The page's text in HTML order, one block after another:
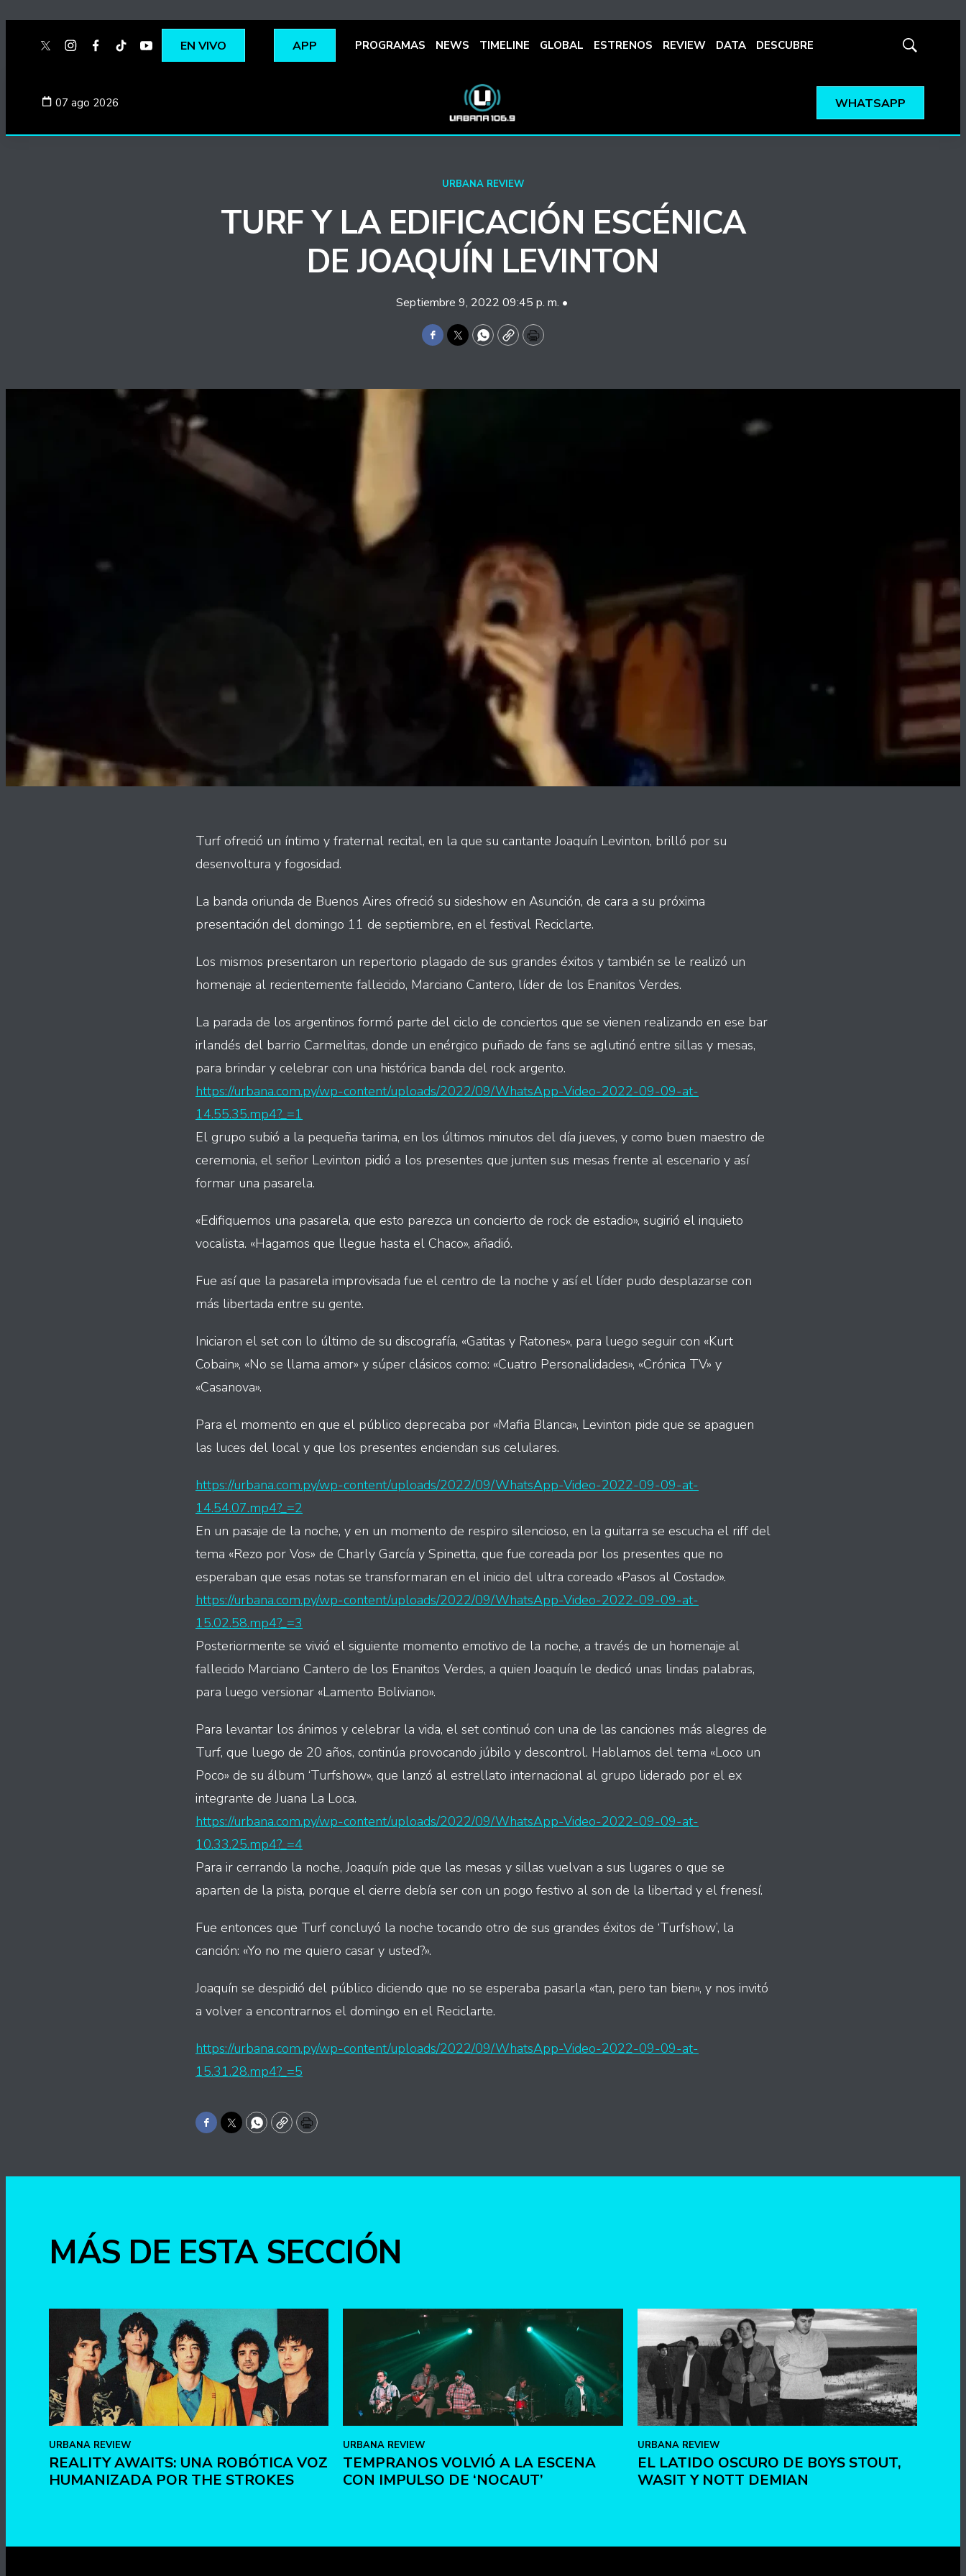
twitterinstagram
facebook
tiktokyoutubespotify
EN VIVO APP PROGRAMAS NEWS TIMELINE GLOBAL ESTRENOS REVIEW DATA DESCUBRE
Mostrar
07 ago 2026 WHATSAPP
URBANA REVIEW
TURF Y LA EDIFICACIÓN ESCÉNICA
DE JOAQUÍN LEVINTON
Septiembre 9, 2022 09:45 p. m. •
Facebook
TwitterWhatsApp
CopyPrint
Turf ofreció un íntimo y fraternal recital, en la que su cantante Joaquín Levinton, brilló por su
desenvoltura y fogosidad.
La banda oriunda de Buenos Aires ofreció su sideshow en Asunción, de cara a su próxima
presentación del domingo 11 de septiembre, en el festival Reciclarte.
Los mismos presentaron un repertorio plagado de sus grandes éxitos y también se le realizó un
homenaje al recientemente fallecido, Marciano Cantero, líder de los Enanitos Verdes.
La parada de los argentinos formó parte del ciclo de conciertos que se vienen realizando en ese bar
irlandés del barrio Carmelitas, donde un enérgico puñado de fans se aglutinó entre sillas y mesas,
para brindar y celebrar con una histórica banda del rock argento.
https://urbana.com.py/wp-content/uploads/2022/09/WhatsApp-Video-2022-09-09-at-
14.55.35.mp4?_=1
El grupo subió a la pequeña tarima, en los últimos minutos del día jueves, y como buen maestro de
ceremonia, el señor Levinton pidió a los presentes que junten sus mesas frente al escenario y así
formar una pasarela.
«Edifiquemos una pasarela, que esto parezca un concierto de rock de estadio», sugirió el inquieto
vocalista. «Hagamos que llegue hasta el Chaco», añadió.
Fue así que la pasarela improvisada fue el centro de la noche y así el líder pudo desplazarse con
más libertada entre su gente.
Iniciaron el set con lo último de su discografía, «Gatitas y Ratones», para luego seguir con «Kurt
Cobain», «No se llama amor» y súper clásicos como: «Cuatro Personalidades», «Crónica TV» y
«Casanova».
Para el momento en que el público deprecaba por «Mafia Blanca», Levinton pide que se apaguen
las luces del local y que los presentes enciendan sus celulares.
https://urbana.com.py/wp-content/uploads/2022/09/WhatsApp-Video-2022-09-09-at-
14.54.07.mp4?_=2
En un pasaje de la noche, y en un momento de respiro silencioso, en la guitarra se escucha el riff del
tema «Rezo por Vos» de Charly García y Spinetta, que fue coreada por los presentes que no
esperaban que esas notas se transformaran en el inicio del ultra coreado «Pasos al Costado».
https://urbana.com.py/wp-content/uploads/2022/09/WhatsApp-Video-2022-09-09-at-
15.02.58.mp4?_=3
Posteriormente se vivió el siguiente momento emotivo de la noche, a través de un homenaje al
fallecido Marciano Cantero de los Enanitos Verdes, a quien Joaquín le dedicó unas lindas palabras,
para luego versionar «Lamento Boliviano».
Para levantar los ánimos y celebrar la vida, el set continuó con una de las canciones más alegres de
Turf, que luego de 20 años, continúa provocando júbilo y descontrol. Hablamos del tema «Loco un
Poco» de su álbum ‘Turfshow», que lanzó al estrellato internacional al grupo liderado por el ex
integrante de Juana La Loca.
https://urbana.com.py/wp-content/uploads/2022/09/WhatsApp-Video-2022-09-09-at-
10.33.25.mp4?_=4
Para ir cerrando la noche, Joaquín pide que las mesas y sillas vuelvan a sus lugares o que se
aparten de la pista, porque el cierre debía ser con un pogo festivo al son de la libertad y el frenesí.
Fue entonces que Turf concluyó la noche tocando otro de sus grandes éxitos de ‘Turfshow’, la
canción: «Yo no me quiero casar y usted?».
Joaquín se despidió del público diciendo que no se esperaba pasarla «tan, pero tan bien», y nos invitó
a volver a encontrarnos el domingo en el Reciclarte.
https://urbana.com.py/wp-content/uploads/2022/09/WhatsApp-Video-2022-09-09-at-
15.31.28.mp4?_=5
Facebook
TwitterWhatsApp
CopyPrint
MÁS DE ESTA SECCIÓN
URBANA REVIEW
REALITY AWAITS: UNA ROBÓTICA VOZ
HUMANIZADA POR THE STROKES
URBANA REVIEW
TEMPRANOS VOLVIÓ A LA ESCENA
CON IMPULSO DE ‘NOCAUT’
URBANA REVIEW
EL LATIDO OSCURO DE BOYS STOUT,
WASIT Y NOTT DEMIAN